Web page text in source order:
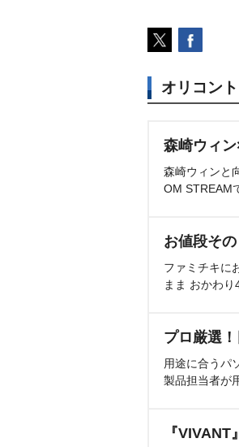
オリコン
森崎ウィ
森崎ウィンと
OM STREAM
お値段そ
ファミチキに
まま おかわ
プロ厳選
用途に合うパ
製品担当者が
『